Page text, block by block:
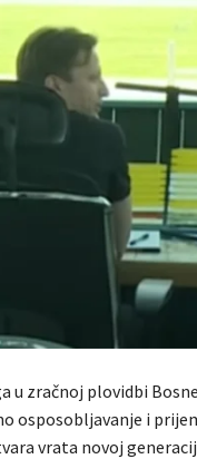
u zračnoj plovidbi
osposobljavanje i
vrata novoj